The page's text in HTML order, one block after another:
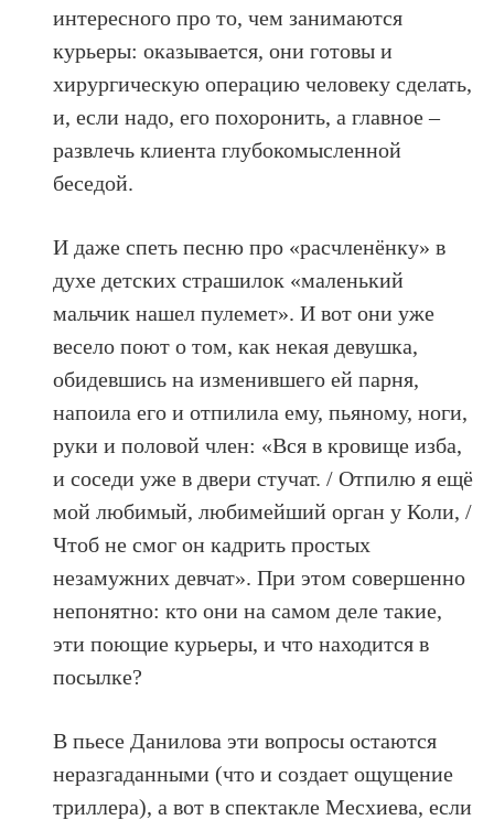
интересного про то, чем занимаются
курьеры: оказывается, они готовы и
хирургическую операцию человеку сделать,
и, если надо, его похоронить, а главное –
развлечь клиента глубокомысленной
беседой.
И даже спеть песню про «расчленёнку» в
духе детских страшилок «маленький
мальчик нашел пулемет». И вот они уже
весело поют о том, как некая девушка,
обидевшись на изменившего ей парня,
напоила его и отпилила ему, пьяному, ноги,
руки и половой член: «Вся в кровище изба,
и соседи уже в двери стучат. / Отпилю я ещё
мой любимый, любимейший орган у Коли, /
Чтоб не смог он кадрить простых
незамужних девчат». При этом совершенно
непонятно: кто они на самом деле такие,
эти поющие курьеры, и что находится в
посылке?
В пьесе Данилова эти вопросы остаются
неразгаданными (что и создает ощущение
триллера), а вот в спектакле Месхиева, если